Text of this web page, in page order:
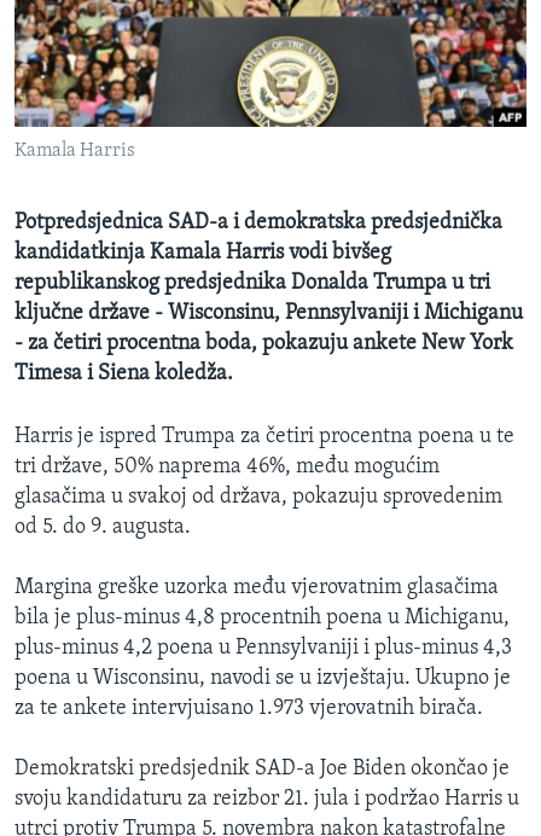
MAGAZIN
O GLASU AMERIKE
Learning English
Jezici
Kamala Harris
Potpredsjednica SAD-a i demokratska predsjednička
kandidatkinja Kamala Harris vodi bivšeg
republikanskog predsjednika Donalda Trumpa u tri
ključne države - Wisconsinu, Pennsylvaniji i Michiganu
- za četiri procentna boda, pokazuju ankete New York
Timesa i Siena koledža.
Harris je ispred Trumpa za četiri procentna poena u te
tri države, 50% naprema 46%, među mogućim
glasačima u svakoj od država, pokazuju sprovedenim
od 5. do 9. augusta.
Margina greške uzorka među vjerovatnim glasačima
bila je plus-minus 4,8 procentnih poena u Michiganu,
plus-minus 4,2 poena u Pennsylvaniji i plus-minus 4,3
poena u Wisconsinu, navodi se u izvještaju. Ukupno je
za te ankete intervjuisano 1.973 vjerovatnih birača.
Demokratski predsjednik SAD-a Joe Biden okončao je
svoju kandidaturu za reizbor 21. jula i podržao Harris u
utrci protiv Trumpa 5. novembra nakon katastrofalne